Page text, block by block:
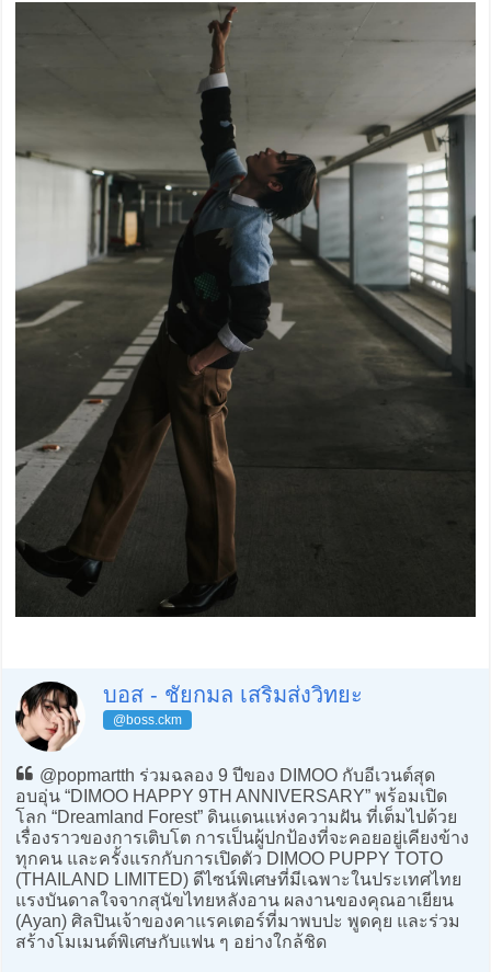
บอส - ชัยกมล เสริมส่งวิทยะ
@boss.ckm
@popmartth ร่วมฉลอง 9 ปีของ DIMOO กับอีเวนต์สุด
อบอุ่น “DIMOO HAPPY 9TH ANNIVERSARY” พร้อมเปิด
โลก “Dreamland Forest” ดินแดนแห่งความฝัน ที่เต็มไปด้วย
เรื่องราวของการเติบโต การเป็นผู้ปกป้องที่จะคอยอยู่เคียงข้าง
ทุกคน และครั้งแรกกับการเปิดตัว DIMOO PUPPY TOTO
(THAILAND LIMITED) ดีไซน์พิเศษที่มีเฉพาะในประเทศไทย
แรงบันดาลใจจากสุนัขไทยหลังอาน ผลงานของคุณอาเยียน
(Ayan) ศิลปินเจ้าของคาแรคเตอร์ที่มาพบปะ พูดคุย และร่วม
สร้างโมเมนต์พิเศษกับแฟน ๆ อย่างใกล้ชิด